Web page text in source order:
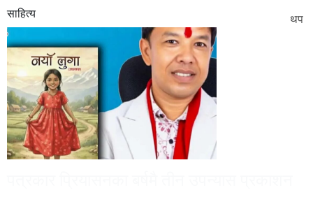
साहित्य
थप